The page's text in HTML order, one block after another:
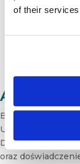
of their
Autor: dr
Badacz i
Uniwersytetu
Digital Cognition,
oraz